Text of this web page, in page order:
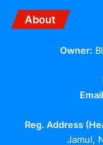
About
Owner:
Reg. Address
Jamul,